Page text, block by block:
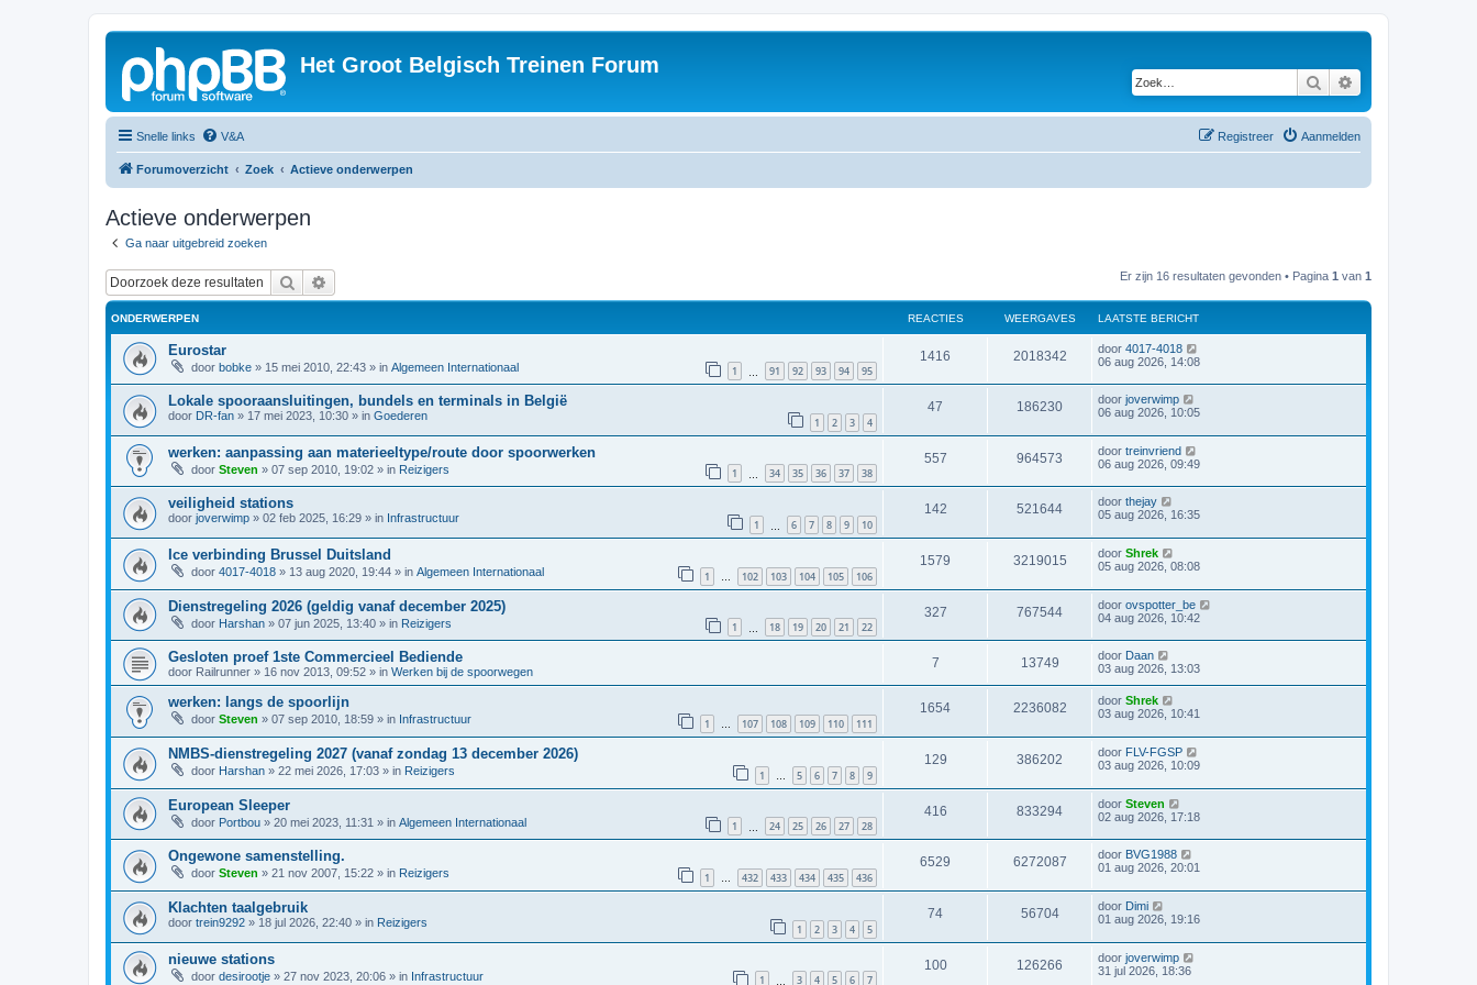
Het Groot Belgisch Treinen Forum
Zoek
Snelle links V&A Aanmelden
Registreer
Forumoverzicht Zoek Actieve onderwerpen
Actieve onderwerpen
Ga naar uitgebreid zoeken
Zoek Er zijn 16 resultaten gevonden • Pagina 1 van 1
ONDERWERPEN REACTIES WEERGAVES LAATSTE BERICHT
Eurostar
door bobke » 15 mei 2010, 22:43 » in Algemeen Internationaal 1 91 92 93 94 95
1416 2018342 door 4017-4018
06 aug 2026, 14:08
Lokale spooraansluitingen, bundels en terminals in België
door DR-fan » 17 mei 2023, 10:30 » in Goederen 1 2 3 4
47 186230 door joverwimp
06 aug 2026, 10:05
werken: aanpassing aan materieeltype/route door spoorwerken
door Steven » 07 sep 2010, 19:02 » in Reizigers 1 34 35 36 37 38
557 964573 door treinvriend
06 aug 2026, 09:49
veiligheid stations
door joverwimp » 02 feb 2025, 16:29 » in Infrastructuur 1 6 7 8 9 10
142 521644 door thejay
05 aug 2026, 16:35
Ice verbinding Brussel Duitsland
door 4017-4018 » 13 aug 2020, 19:44 » in Algemeen Internationaal 1 … 102 103 104 105 106
1579 3219015 door Shrek
05 aug 2026, 08:08
Dienstregeling 2026 (geldig vanaf december 2025)
door Harshan » 07 jun 2025, 13:40 » in Reizigers 1 18 19 20 21 22
327 767544 door ovspotter_be
04 aug 2026, 10:42
Gesloten proef 1ste Commercieel Bediende
door Railrunner » 16 nov 2013, 09:52 » in Werken bij de spoorwegen
7 13749 door Daan
03 aug 2026, 13:03
werken: langs de spoorlijn
door Steven » 07 sep 2010, 18:59 » in Infrastructuur 1 … 107 108 109 110 111
1654 2236082 door Shrek
03 aug 2026, 10:41
NMBS-dienstregeling 2027 (vanaf zondag 13 december 2026)
door Harshan » 22 mei 2026, 17:03 » in Reizigers 1 … 5 6 7 8 9
129 386202 door FLV-FGSP
03 aug 2026, 10:09
European Sleeper
door Portbou » 20 mei 2023, 11:31 » in Algemeen Internationaal 1 24 25 26 27 28
416 833294 door Steven
02 aug 2026, 17:18
Ongewone samenstelling.
door Steven » 21 nov 2007, 15:22 » in Reizigers 1 … 432 433 434 435 436
6529 6272087 door BVG1988
01 aug 2026, 20:01
Klachten taalgebruik
door trein9292 » 18 jul 2026, 22:40 » in Reizigers 1 2 3 4 5
74 56704 door Dimi
01 aug 2026, 19:16
nieuwe stations
door desirootje » 27 nov 2023, 20:06 » in Infrastructuur 1 3 4 5 6 7
100 126266 door joverwimp
31 jul 2026, 18:36